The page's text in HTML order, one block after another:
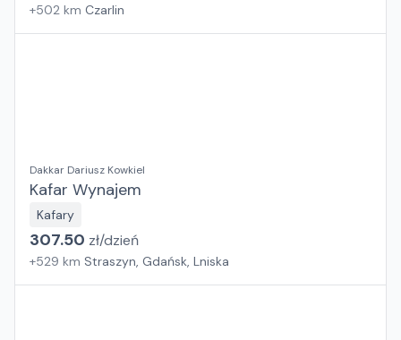
+502 km Czarlin
Dakkar Dariusz Kowkiel
Kafar Wynajem
Kafary
307.50 zł/dzień
+529 km Straszyn, Gdańsk, Lniska